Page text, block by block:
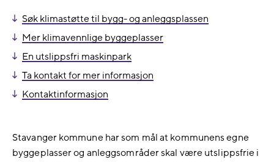
Søk klimastøtte til bygg- og anleggsplassen
Mer klimavennlige byggeplasser
En utslippsfri maskinpark
Ta kontakt for mer informasjon
Kontaktinformasjon
Stavanger kommune har som mål at kommunens egne
byggeplasser og anleggsområder skal være utslippsfrie i